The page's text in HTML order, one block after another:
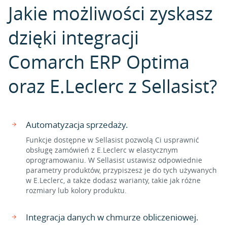
Jakie możliwości zyskasz
dzięki integracji
Comarch ERP Optima
oraz E.Leclerc z Sellasist?
Automatyzacja sprzedaży.
Funkcje dostępne w Sellasist pozwolą Ci usprawnić
obsługę zamówień z E.Leclerc w elastycznym
oprogramowaniu. W Sellasist ustawisz odpowiednie
parametry produktów, przypiszesz je do tych używanych
w E.Leclerc, a także dodasz warianty, takie jak różne
rozmiary lub kolory produktu.
Integracja danych w chmurze obliczeniowej.